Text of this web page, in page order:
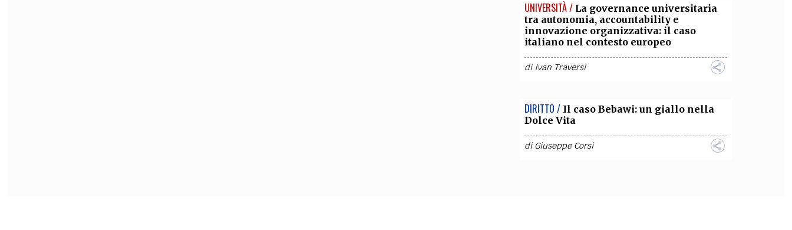
UNIVERSITÀ / La governance universitaria
tra autonomia, accountability e
innovazione organizzativa: il caso
italiano nel contesto europeo
di Ivan Traversi
DIRITTO / Il caso Bebawi: un giallo nella
Dolce Vita
diGiuseppe Corsi